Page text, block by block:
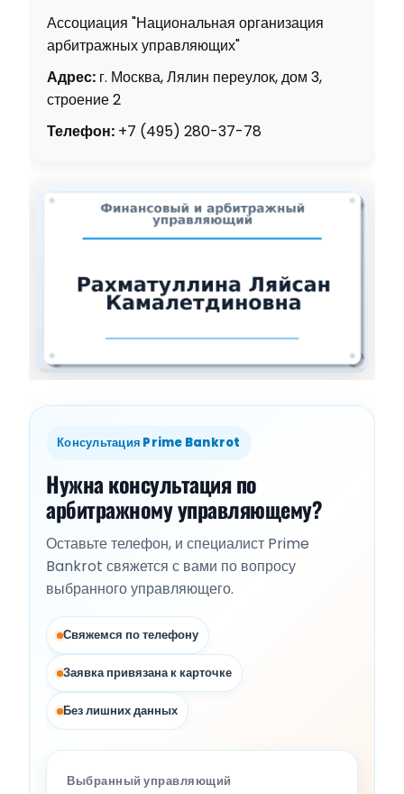
Ассоциация "Национальная организация
арбитражных управляющих"
Адрес: г. Москва, Лялин переулок, дом 3,
строение 2
Телефон: +7 (495) 280-37-78
Консультация Prime Bankrot
Нужна консультация по
арбитражному управляющему?
Оставьте телефон, и специалист Prime
Bankrot свяжется с вами по вопросу
выбранного управляющего.
Свяжемся по телефону
Заявка привязана к карточке
Без лишних данных
Выбранный управляющий